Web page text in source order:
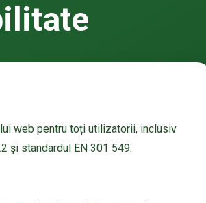
web pentru toți utilizatorii, inclusiv
și standardul EN 301 549.